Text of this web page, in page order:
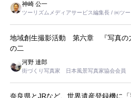
神崎 公一
ツーリズムメディアサービス編集長 / ㈱ツ
地域創生撮影活動 第六章 『写真の
の二
河野 達郎
街づくり写真家 日本風景写真家協会会員
奈良県とJRなど、世界遺産登録機に「